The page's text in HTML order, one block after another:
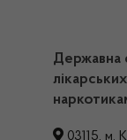
Державна
03115, м.